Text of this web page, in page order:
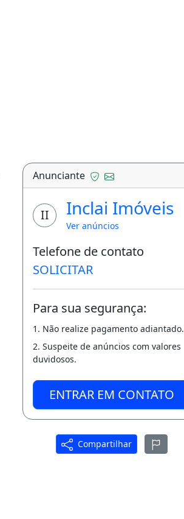
Anunciante
II Inclai Imóveis
Ver anúncios
Telefone de contato
SOLICITAR
Para sua segurança:
1. Não realize pagamento adiantado.
2. Suspeite de anúncios com valores
duvidosos.
ENTRAR EM CONTATO
Compartilhar